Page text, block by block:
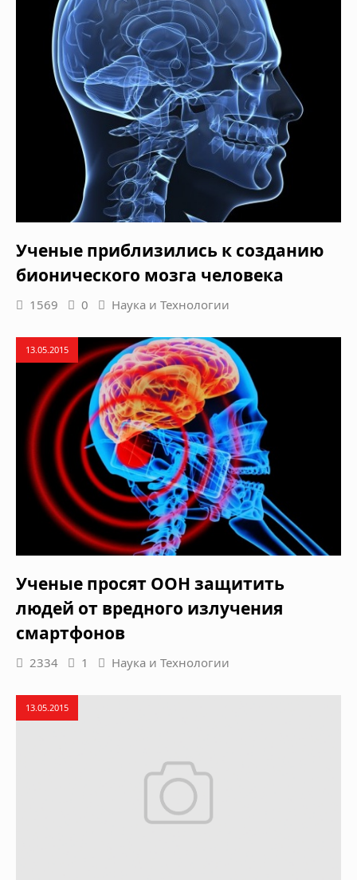
Ученые приблизились к созданию
бионического мозга человека
1569 0 Наука и Технологии
13.05.2015
Ученые просят ООН защитить
людей от вредного излучения
смартфонов
2334 1 Наука и Технологии
13.05.2015